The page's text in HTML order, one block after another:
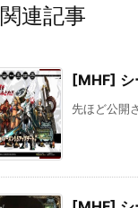
関連記事
[MHF] シ
先ほど公開